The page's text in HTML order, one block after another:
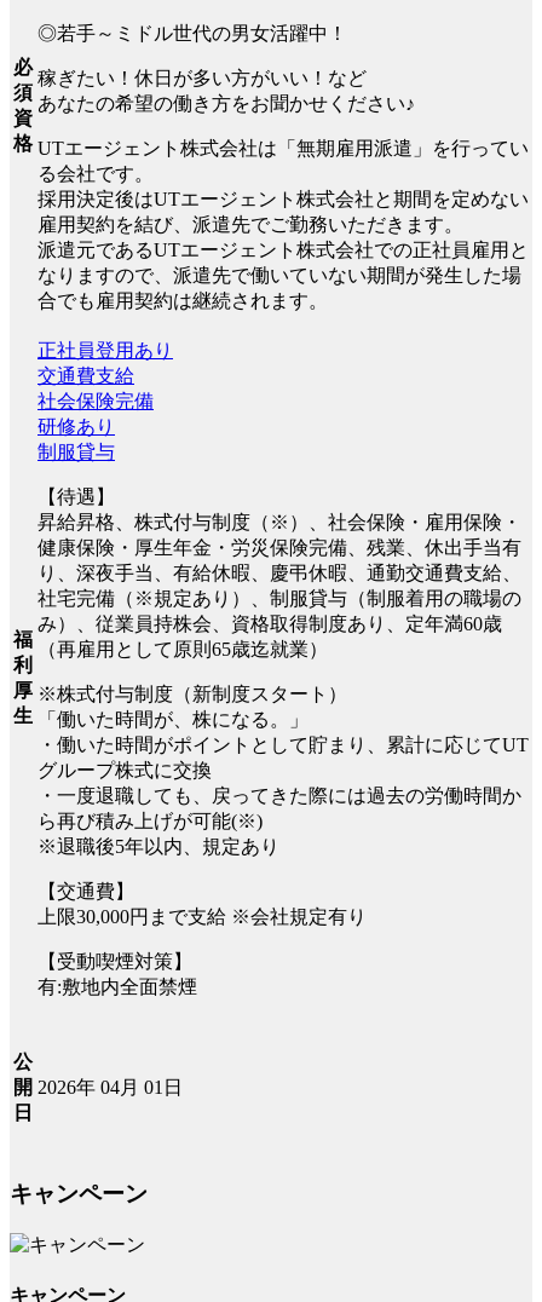
必
須
資
格
◎若手～ミドル世代の男女活躍中！
稼ぎたい！休日が多い方がいい！など
あなたの希望の働き方をお聞かせください♪
UTエージェント株式会社は「無期雇用派遣」を行ってい
る会社です。
採用決定後はUTエージェント株式会社と期間を定めない
雇用契約を結び、派遣先でご勤務いただきます。
派遣元であるUTエージェント株式会社での正社員雇用と
なりますので、派遣先で働いていない期間が発生した場
合でも雇用契約は継続されます。
福
利
厚
生
正社員登用あり
交通費支給
社会保険完備
研修あり
制服貸与
【待遇】
昇給昇格、株式付与制度（※）、社会保険・雇用保険・
健康保険・厚生年金・労災保険完備、残業、休出手当有
り、深夜手当、有給休暇、慶弔休暇、通勤交通費支給、
社宅完備（※規定あり）、制服貸与（制服着用の職場の
み）、従業員持株会、資格取得制度あり、定年満60歳
（再雇用として原則65歳迄就業）
※株式付与制度（新制度スタート）
「働いた時間が、株になる。」
・働いた時間がポイントとして貯まり、累計に応じてUT
グループ株式に交換
・一度退職しても、戻ってきた際には過去の労働時間か
ら再び積み上げが可能(※)
※退職後5年以内、規定あり
【交通費】
上限30,000円まで支給 ※会社規定有り
【受動喫煙対策】
有:敷地内全面禁煙
公
開
日
2026年 04月 01日
キャンペーン
キャンペーン